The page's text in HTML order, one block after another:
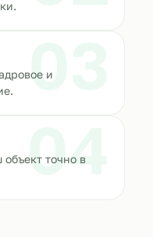
03
и
04
точно в